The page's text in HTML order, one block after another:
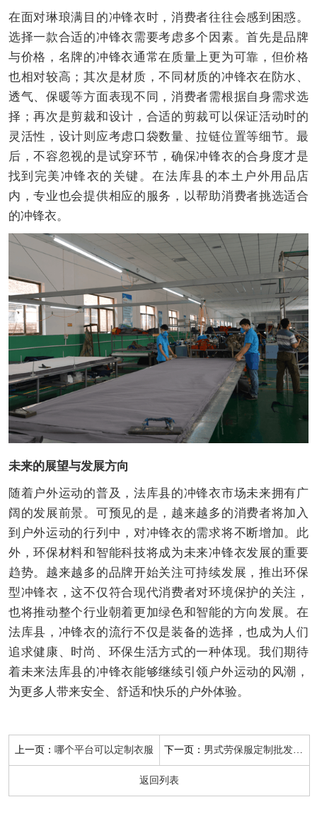
在面对琳琅满目的冲锋衣时，消费者往往会感到困惑。
选择一款合适的冲锋衣需要考虑多个因素。首先是品牌
与价格，名牌的冲锋衣通常在质量上更为可靠，但价格
也相对较高；其次是材质，不同材质的冲锋衣在防水、
透气、保暖等方面表现不同，消费者需根据自身需求选
择；再次是剪裁和设计，合适的剪裁可以保证活动时的
灵活性，设计则应考虑口袋数量、拉链位置等细节。最
后，不容忽视的是试穿环节，确保冲锋衣的合身度才是
找到完美冲锋衣的关键。在法库县的本土户外用品店
内，专业也会提供相应的服务，以帮助消费者挑选适合
的冲锋衣。
未来的展望与发展方向
随着户外运动的普及，法库县的冲锋衣市场未来拥有广
阔的发展前景。可预见的是，越来越多的消费者将加入
到户外运动的行列中，对冲锋衣的需求将不断增加。此
外，环保材料和智能科技将成为未来冲锋衣发展的重要
趋势。越来越多的品牌开始关注可持续发展，推出环保
型冲锋衣，这不仅符合现代消费者对环境保护的关注，
也将推动整个行业朝着更加绿色和智能的方向发展。在
法库县，冲锋衣的流行不仅是装备的选择，也成为人们
追求健康、时尚、环保生活方式的一种体现。我们期待
着未来法库县的冲锋衣能够继续引领户外运动的风潮，
为更多人带来安全、舒适和快乐的户外体验。
上一页：哪个平台可以定制衣服 下一页： 男式劳保服定制批发厂家
返回列表